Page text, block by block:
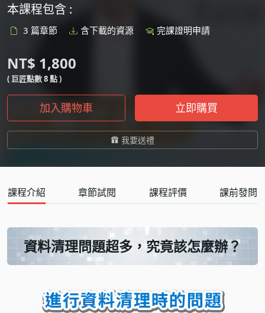
本課程包含 :
3 篇章節 含下載的資源 完課證明申請
NT$ 1,800
( 巨匠點數 8 點 )
加入購物車 立即購買
我要送禮
課程介紹 章節試閱 課程評價 課前發問
資料清理問題超多，究竟該怎麼辦？